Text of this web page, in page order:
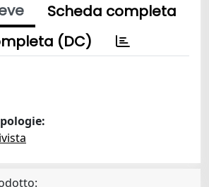
Scheda completa
(DC)